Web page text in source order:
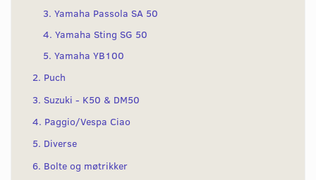
3. Yamaha Passola SA 50
4. Yamaha Sting SG 50
5. Yamaha YB100
2. Puch
3. Suzuki - K50 & DM50
4. Paggio/Vespa Ciao
5. Diverse
6. Bolte og møtrikker